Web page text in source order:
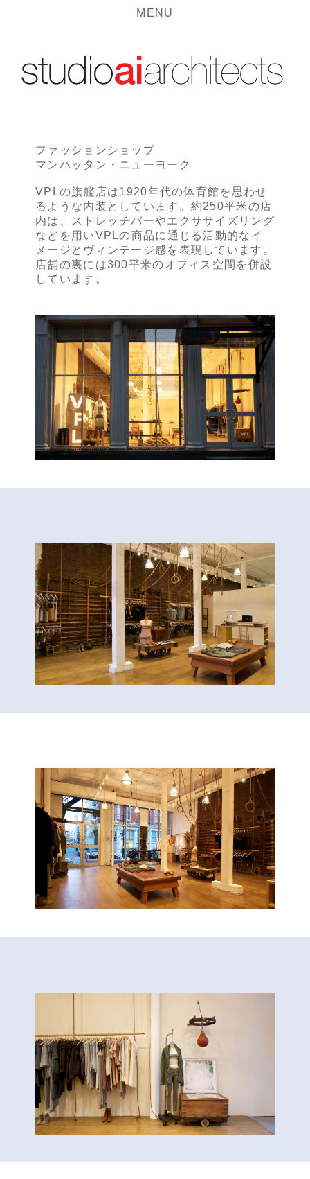
MENU
ファッションショップ
マンハッタン・ニューヨーク
VPLの旗艦店は1920年代の体育館を思わせ
るような内装としています。約250平米の店
内は、ストレッチバーやエクササイズリング
などを用いVPLの商品に通じる活動的なイ
メージとヴィンテージ感を表現しています。
店舗の裏には300平米のオフィス空間を併設
しています。